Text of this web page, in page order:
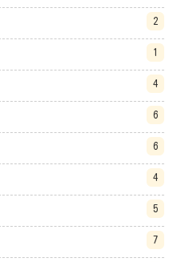
2
1
4
6
6
4
5
7